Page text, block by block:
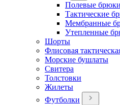
Полевые брюки
Тактические
Мембранные
Утепленные
Шорты
Флисовая
Морские бушлаты
Свитера
Толстовки
Жилеты
Футболки